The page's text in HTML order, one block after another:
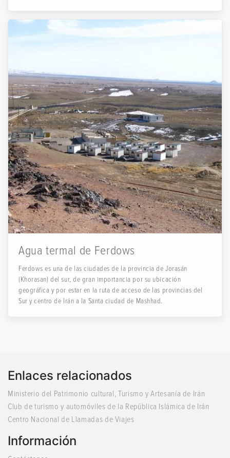
Agua termal de Ferdows
Ferdows es una de las ciudades de la provincia de Jorasán
(Khorasan) del sur, de gran importancia por su ubicación
geográfica y por estar en la ruta de acceso de las provincias del
Sur y centro de Irán a la Santa ciudad de Mashhad.
Enlaces relacionados
Ministerio del Patrimonio cultural, Turismo y Artesanía de Irán
Club de turismo y automóviles de la República Islámica de Irán
Centro Nacional de Llamadas de Viajes
Información